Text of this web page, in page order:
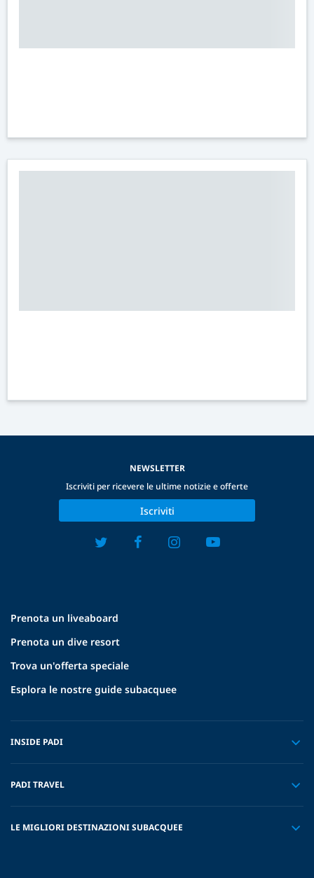
Prenota un liveaboard
Prenota un dive resort
Trova un'offerta speciale
Esplora le nostre guide subacquee
INSIDE PADI
PADI TRAVEL
LE MIGLIORI DESTINAZIONI SUBACQUEE
NEWSLETTER
Iscriviti per ricevere le ultime notizie e offerte
Iscriviti